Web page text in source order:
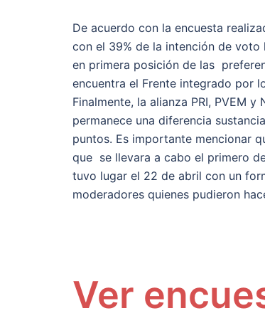
De acuerdo con la encuesta
con el 39% de la intención de
en primera posición de las
encuentra el Frente integrado por
Finalmente, la alianza PRI, PVEM
permanece una diferencia
puntos. Es importante mencionar
que se llevara a cabo el primero
tuvo lugar el 22 de abril con un
moderadores quienes pudieron
Ver